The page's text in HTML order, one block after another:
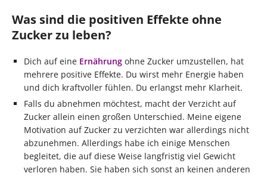
Was sind die positiven Effekte ohne
Zucker zu leben?
Dich auf eine Ernährung ohne Zucker umzustellen, hat
mehrere positive Effekte. Du wirst mehr Energie haben
und dich kraftvoller fühlen. Du erlangst mehr Klarheit.
Falls du abnehmen möchtest, macht der Verzicht auf
Zucker allein einen großen Unterschied. Meine eigene
Motivation auf Zucker zu verzichten war allerdings nicht
abzunehmen. Allerdings habe ich einige Menschen
begleitet, die auf diese Weise langfristig viel Gewicht
verloren haben. Sie haben sich sonst an keinen anderen